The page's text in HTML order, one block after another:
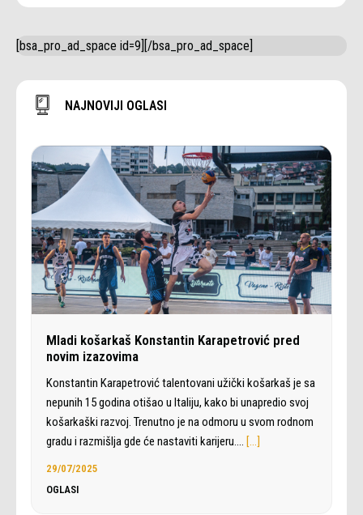
[bsa_pro_ad_space id=9][/bsa_pro_ad_space]
NAJNOVIJI OGLASI
Mladi košarkaš Konstantin Karapetrović pred
novim izazovima
Konstantin Karapetrović talentovani užički košarkaš je sa
nepunih 15 godina otišao u Italiju, kako bi unapredio svoj
košarkaški razvoj. Trenutno je na odmoru u svom rodnom
gradu i razmišlja gde će nastaviti karijeru.… […]
29/07/2025
OGLASI